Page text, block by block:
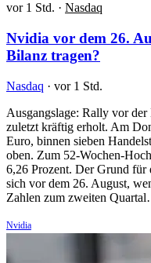
vor 1 Std. · Nasdaq
Nvidia vor dem 26.
Bilanz tragen?
Nasdaq · vor 1 Std.
Ausgangslage: Rally vor
zuletzt kräftig erholt. Am
Euro, binnen sieben
oben. Zum 52-Wochen-
6,26 Prozent. Der Grund für
sich vor dem 26. August,
Zahlen zum zweiten
Nvidia